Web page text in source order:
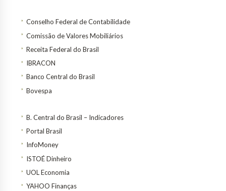
Conselho Federal de Contabilidade
Comissão de Valores Mobiliários
Receita Federal do Brasil
IBRACON
Banco Central do Brasil
Bovespa
B. Central do Brasil – Indicadores
Portal Brasil
InfoMoney
ISTOÉ Dinheiro
UOL Economia
YAHOO Finanças